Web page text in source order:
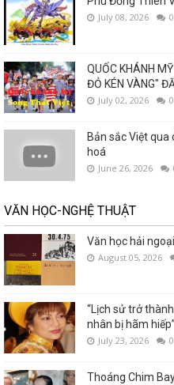
July 08, 2026 0
QUỐC KHÁNH
ĐỎ KÉN VÀNG"
July 02, 2026 0
Bản sắc Việt
hoá
June 26, 2026
VĂN HỌC-NGHỆ THUẬT
Văn học hải
August 05, 2026
“Lịch sử trở
nhân bị hãm hiếp”
July 23, 2026 0
Thoáng Chim